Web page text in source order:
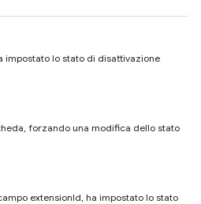
impostato lo stato di disattivazione
forzando una modifica dello stato
extensionId, ha impostato lo stato